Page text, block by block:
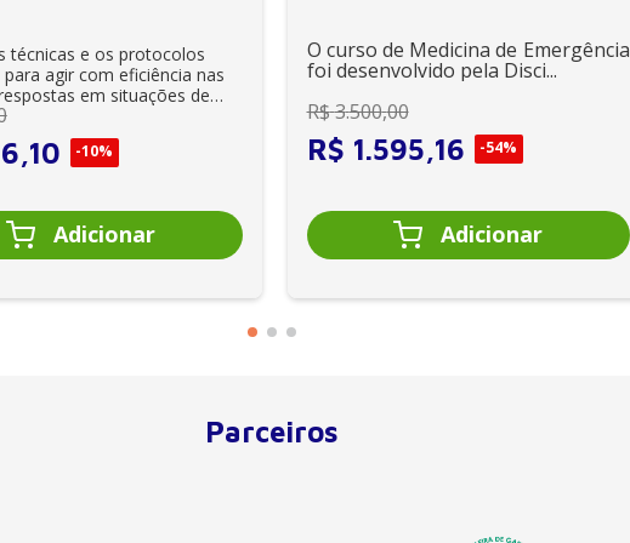
técnicas e os protocolos
para agir com eficiência nas
em situações de
,10 -10%
O curso de Medicina de Emergência
foi desenvolvido pela Disci...
R$3.500,00
R$ 1.595,16 -54%
Parceiros